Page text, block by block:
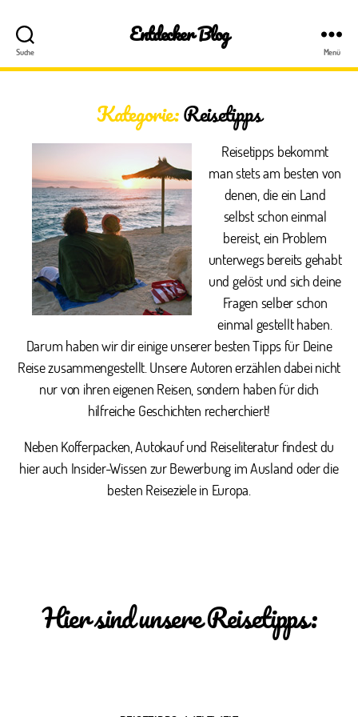
Suche
Entdecker Blog
Menü
Kategorie:Reisetipps
Reisetipps bekommt
man stets am besten von
denen, die ein Land
selbst schon einmal
bereist, ein Problem
unterwegs bereits gehabt
und gelöst und sich deine
Fragen selber schon
einmal gestellt haben.
Darum haben wir dir einige unserer besten Tipps für Deine
Reise zusammengestellt. Unsere Autoren erzählen dabei nicht
nur von ihren eigenen Reisen, sondern haben für dich
hilfreiche Geschichten recherchiert!
Neben Kofferpacken, Autokauf und Reiseliteratur findest du
hier auch Insider-Wissen zur Bewerbung im Ausland oder die
besten Reiseziele in Europa.
Hier sind unsere Reisetipps: